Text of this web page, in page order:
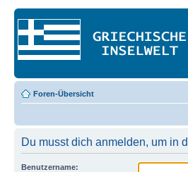
Foren-Übersicht
Du musst dich anmelden, um in
Benutzername: